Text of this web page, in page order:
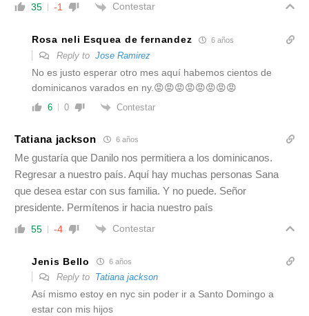
35 -1 Contestar
Rosa neli Esquea de fernandez 6 años
Reply to Jose Ramirez
No es justo esperar otro mes aquí habemos cientos de
dominicanos varados en ny.😡😡😡😡😡😡😡😡
6 0 Contestar
Tatiana jackson 6 años
Me gustaría que Danilo nos permitiera a los dominicanos.
Regresar a nuestro país. Aquí hay muchas personas Sana
que desea estar con sus familia. Y no puede. Señor
presidente. Permítenos ir hacia nuestro país
55 -4 Contestar
Jenis Bello 6 años
Reply to Tatiana jackson
Así mismo estoy en nyc sin poder ir a Santo Domingo a
estar con mis hijos